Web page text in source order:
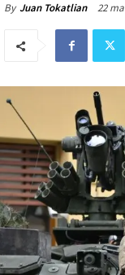
By Juan Tokatlian 22